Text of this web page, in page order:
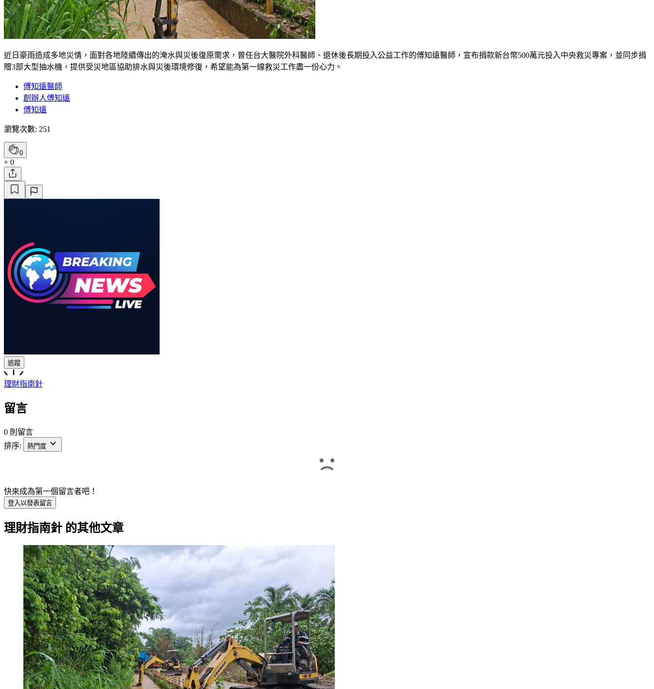
近日豪雨造成多地災情，面對各地陸續傳出的淹水與災後復原需求，曾任台大醫院外科醫師、退休後長期投入公益工作的傅知遠醫師，宣布捐款新台幣500萬元投入中央救災專案，並同步捐
贈3部大型抽水機，提供受災地區協助排水與災後環境修復，希望能為第一線救災工作盡一份心力。
傅知遠醫師
創辦人傅知遠
傅知遠
瀏覽次數: 251
0
+ 0
追蹤
理財指南針
留言
0 則留言
排序:
熱門度
快來成為第一個留言者吧！
登入以發表留言
理財指南針 的其他文章